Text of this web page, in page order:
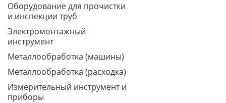
Оборудование для прочистки
и инспекции труб
Электромонтажный
инструмент
Металлообработка (машины)
Металлообработка (расходка)
Измерительный инструмент и
приборы